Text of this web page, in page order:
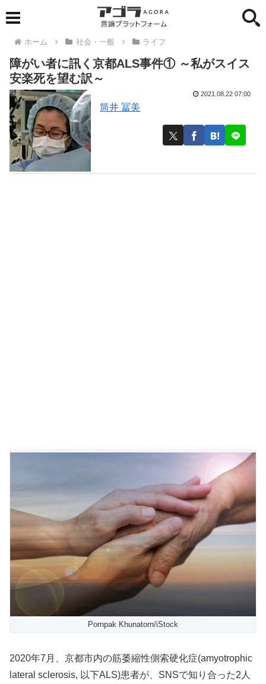
ホーム 社会・一般 ライフ
障がい者に訊く京都ALS事件① ～私がスイス
安楽死を望む訳～
筒井 冨美
2021.08.22 07:00
Pornpak Khunatorn/iStock
2020年7月、京都市内の筋萎縮性側索硬化症(amyotrophic
lateral sclerosis, 以下ALS)患者が、SNSで知り合った2人